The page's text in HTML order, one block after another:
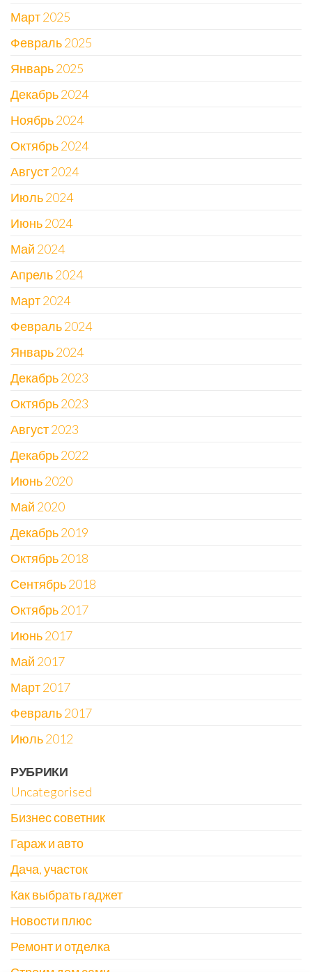
Март 2025
Февраль 2025
Январь 2025
Декабрь 2024
Ноябрь 2024
Октябрь 2024
Август 2024
Июль 2024
Июнь 2024
Май 2024
Апрель 2024
Март 2024
Февраль 2024
Январь 2024
Декабрь 2023
Октябрь 2023
Август 2023
Декабрь 2022
Июнь 2020
Май 2020
Декабрь 2019
Октябрь 2018
Сентябрь 2018
Октябрь 2017
Июнь 2017
Май 2017
Март 2017
Февраль 2017
Июль 2012
РУБРИКИ
Uncategorised
Бизнес советник
Гараж и авто
Дача, участок
Как выбрать гаджет
Новости плюс
Ремонт и отделка